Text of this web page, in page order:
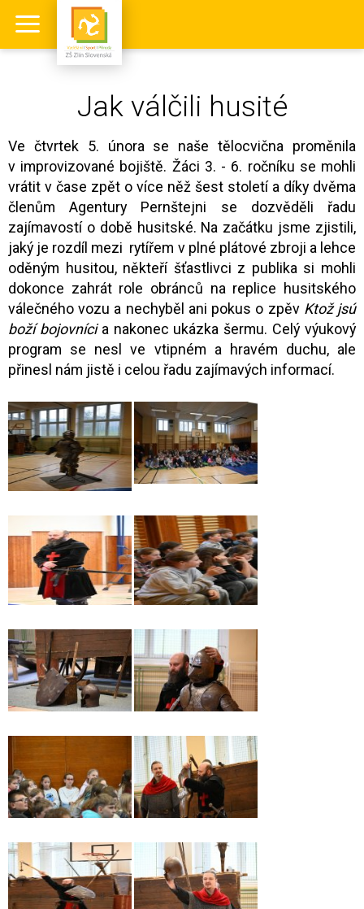
Jak válčili husité
Ve čtvrtek 5. února se naše tělocvična proměnila
v improvizované bojiště. Žáci 3. - 6. ročníku se mohli
vrátit v čase zpět o více něž šest století a díky dvěma
členům Agentury Pernštejni se dozvěděli řadu
zajímavostí o době husitské. Na začátku jsme zjistili,
jaký je rozdíl mezi rytířem v plné plátové zbroji a lehce
oděným husitou, někteří šťastlivci z publika si mohli
dokonce zahrát role obránců na replice husitského
válečného vozu a nechyběl ani pokus o zpěv Ktož jsú
boží bojovnícia nakonec ukázka šermu. Celý výukový
program se nesl ve vtipném a hravém duchu, ale
přinesl nám jistě i celou řadu zajímavých informací.